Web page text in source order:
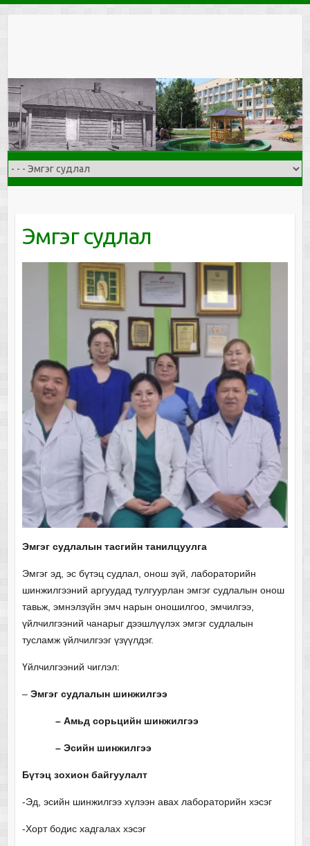
Эмгэг судлал
Эмгэг судлалын тасгийн танилцуулга
Эмгэг эд, эс бүтэц судлал, онош зүй, лабораторийн
шинжилгээний аргуудад тулгуурлан эмгэг судлалын онош
тавьж, эмнэлзүйн эмч нарын оношилгоо, эмчилгээ,
үйлчилгээний чанарыг дээшлүүлэх эмгэг судлалын
тусламж үйлчилгээг үзүүлдэг.
Үйлчилгээний чиглэл:
– Эмгэг судлалын шинжилгээ
– Амьд сорьцийн шинжилгээ
– Эсийн шинжилгээ
Бүтэц зохион байгуулалт
-Эд, эсийн шинжилгээ хүлээн авах лабораторийн хэсэг
-Хорт бодис хадгалах хэсэг